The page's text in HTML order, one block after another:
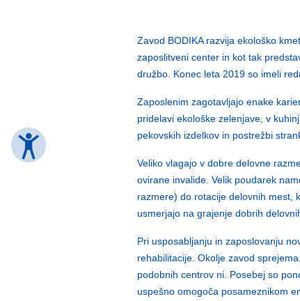
Zavod BODIKA razvija ekološko
zaposlitveni center in kot tak
družbo. Konec leta 2019 so imeli
Zaposlenim zagotavljajo enake
pridelavi ekološke zelenjave, v
pekovskih izdelkov in postrežbi
Veliko vlagajo v dobre delovne
ovirane invalide. Velik poudarek
razmere) do rotacije delovnih mest,
usmerjajo na grajenje dobrih
Pri usposabljanju in zaposlovanju
rehabilitacije. Okolje zavod
podobnih centrov ni. Posebej so
uspešno omogoča posameznikom